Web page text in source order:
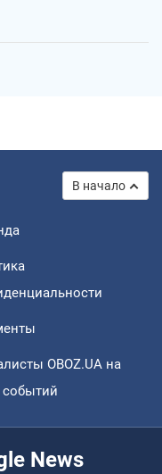
В начало
OBOZ.UA на
событий
News